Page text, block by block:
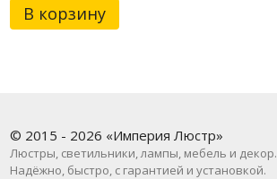
В корзину
© 2015 - 2026 «Империя Люстр»
Люстры, светильники, лампы, мебель и декор.
Надёжно, быстро, с гарантией и установкой.